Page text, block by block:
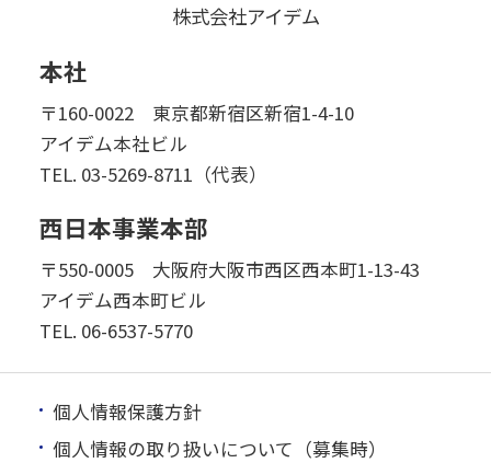
株式会社アイデム
本社
〒160-0022 東京都新宿区新宿1-4-10
アイデム本社ビル
TEL. 03-5269-8711（代表）
西日本事業本部
〒550-0005 大阪府大阪市西区西本町1-13-43
アイデム西本町ビル
TEL. 06-6537-5770
個人情報保護方針
個人情報の取り扱いについて（募集時）